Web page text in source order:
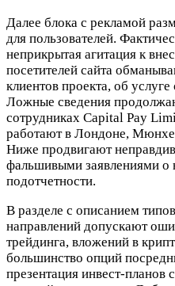
Далее блока с рекламой
для пользователей.
неприкрытая агитация к
посетителей сайта
клиентов проекта, об
Ложные сведения
сотрудниках Capital Pay
работают в Лондоне,
Ниже продвигают
фальшивыми заявлениями о
подотчетности.
В разделе с описанием
направлений допускают
трейдинга, вложений в
большинство опций
презентация инвест-планов